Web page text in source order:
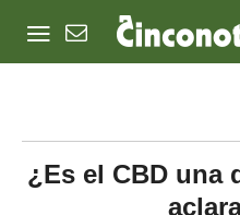
¿Es el CBD una